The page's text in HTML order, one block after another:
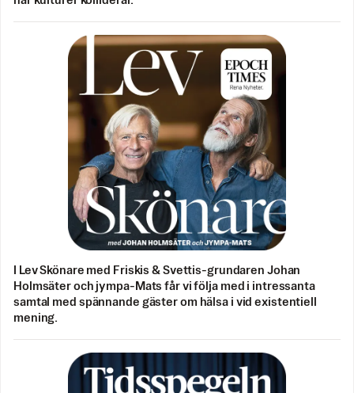
I Lev Skönare med Friskis & Svettis-grundaren Johan
Holmsäter och jympa-Mats får vi följa med i intressanta
samtal med spännande gäster om hälsa i vid existentiell
mening.